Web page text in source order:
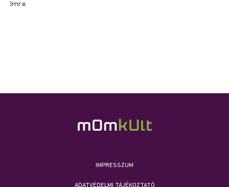
Imre
IMPRESSZUM
ADATVÉDELMI TÁJÉKOZTATÓ